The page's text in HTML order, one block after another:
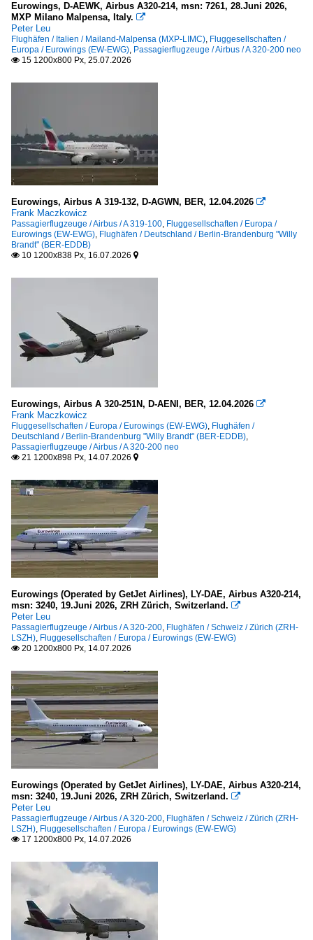
Aegean Airlines (A3-AEE)
Aer Lingus (EI-EIN)
Aeroflot - Russian Airlines (SU-AFL)
Bulgarian Air Charter (H6-BUC)
EasyJet Europe (EC-EJU)
Iberia Express (I2-IBS)
LGW - Luftfahrtgesellschaft Walter
Lufthansa (LH-DLH)
Lufthansa Regional (Eurowings)
Flughäfen
Deutschland
Berlin-Tegel "Otto Lilienthal" (TXL-EDDT)
Dresden (DRS-EDDC)
Düsseldorf (DUS-EDDL)
Heringsdorf (HDF-EDAH)
Köln/Bonn (CGN-EDDK)
Leipzig/Halle (LEJ-EDDP)
München „Franz Josef Strauß“ (MUC-EDDM)
Nürnberg „Albrecht Dürer“ (NUE-EDDN)
Frankreich
Toulouse-Blagnac (TLS-LFBO)
Corfu "Ioannis Kapodistrias" (CFU-LGKR)
Großbritannien
London Heathrow (LHR)
Italien
Mailand-Malpensa (MXP-LIMC)
2008
2009
2010
2010
2012
2013
2014
2015
2016
2017
2018
2021
2024
2025
2026
Eurowings, D-AEWK, Airbus A320-214, msn: 7261, 28.Juni 2026,
MXP Milano Malpensa, Italy. 
Peter Leu
Flughäfen / Italien / Mailand-Malpensa (MXP-LIMC), Fluggesellschaften /
Europa / Eurowings (EW-EWG), Passagierflugzeuge / Airbus / A 320-200 neo
 15 1200x800 Px, 25.07.2026
Eurowings, Airbus A 319-132, D-AGWN, BER, 12.04.2026 
Frank Maczkowicz
Passagierflugzeuge / Airbus / A 319-100, Fluggesellschaften / Europa /
Eurowings (EW-EWG), Flughäfen / Deutschland / Berlin-Brandenburg "Willy
Brandt" (BER-EDDB)
 10 1200x838 Px, 16.07.2026 
Eurowings, Airbus A 320-251N, D-AENI, BER, 12.04.2026 
Frank Maczkowicz
Fluggesellschaften / Europa / Eurowings (EW-EWG), Flughäfen /
Deutschland / Berlin-Brandenburg "Willy Brandt" (BER-EDDB),
Passagierflugzeuge / Airbus / A 320-200 neo
 21 1200x898 Px, 14.07.2026 
Eurowings (Operated by GetJet Airlines), LY-DAE, Airbus A320-214,
msn: 3240, 19.Juni 2026, ZRH Zürich, Switzerland. 
Peter Leu
Passagierflugzeuge / Airbus / A 320-200, Flughäfen / Schweiz / Zürich (ZRH-
LSZH), Fluggesellschaften / Europa / Eurowings (EW-EWG)
 20 1200x800 Px, 14.07.2026
Eurowings (Operated by GetJet Airlines), LY-DAE, Airbus A320-214,
msn: 3240, 19.Juni 2026, ZRH Zürich, Switzerland. 
Peter Leu
Passagierflugzeuge / Airbus / A 320-200, Flughäfen / Schweiz / Zürich (ZRH-
LSZH), Fluggesellschaften / Europa / Eurowings (EW-EWG)
 17 1200x800 Px, 14.07.2026